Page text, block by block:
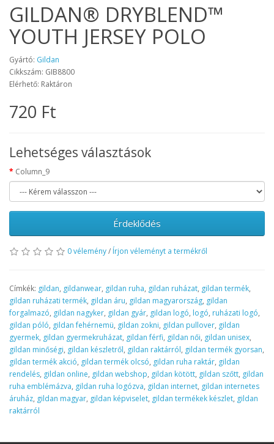
GILDAN® DRYBLEND™
YOUTH JERSEY POLO
Gyártó: Gildan
Cikkszám: GIB8800
Elérhető: Raktáron
720 Ft
Lehetséges választások
Column_9
Érdeklődés
0 vélemény/ Írjon véleményt a termékről
Címkék: gildan, gildanwear, gildan ruha, gildan ruházat, gildan termék,
gildan ruházati termék, gildan áru, gildan magyarország, gildan
forgalmazó, gildan nagyker, gildan gyár, gildan logó, logó, ruházati logó,
gildan póló, gildan fehérnemü, gildan zokni, gildan pullover, gildan
gyermek, gildan gyermekruházat, gildan férfi, gildan női, gildan unisex,
gildan minőségi, gildan készletről, gildan raktárról, gildan termék gyorsan,
gildan termék akció, gildan termék olcsó, gildan ruha raktár, gildan
rendelés, gildan online, gildan webshop, gildan kötött, gildan szőtt, gildan
ruha emblémázva, gildan ruha logózva, gildan internet, gildan internetes
áruház, gildan magyar, gildan képviselet, gildan termékek készlet, gildan
raktárról